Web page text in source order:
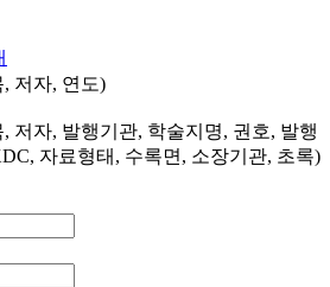
저자, 연도)
저자, 발행기관, 학술지명, 권호, 발행
자료형태, 수록면, 소장기관, 초록)